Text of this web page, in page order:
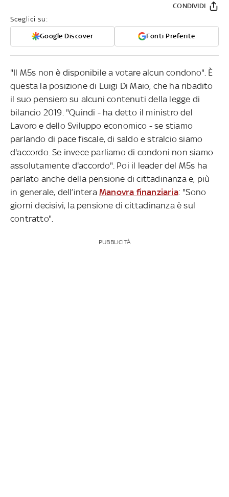
Sceglici su:
Google Discover Fonti Preferite
CONDIVIDI
"Il M5s non è disponibile a votare alcun condono". È
questa la posizione di Luigi Di Maio, che ha ribadito
il suo pensiero su alcuni contenuti della legge di
bilancio 2019. "Quindi - ha detto il ministro del
Lavoro e dello Sviluppo economico - se stiamo
parlando di pace fiscale, di saldo e stralcio siamo
d'accordo. Se invece parliamo di condoni non siamo
assolutamente d'accordo". Poi il leader del M5s ha
parlato anche della pensione di cittadinanza e, più
in generale, dell’intera Manovra finanziaria: "Sono
giorni decisivi, la pensione di cittadinanza è sul
contratto".
PUBBLICITÀ